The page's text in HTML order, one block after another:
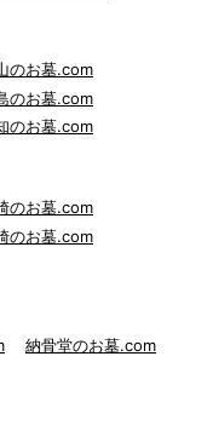
のお墓.com
のお墓.com
のお墓.com
のお墓.com
のお墓.com
納骨堂のお墓.com